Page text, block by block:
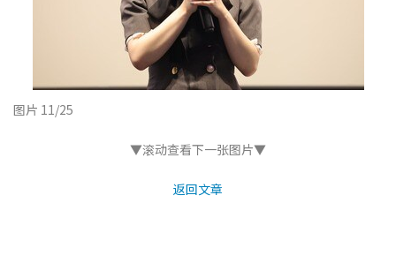
图片 11/25
▼滚动查看下一张图片▼
返回文章